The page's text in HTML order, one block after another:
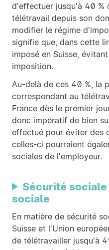
d'effectuer jusqu'à 40 %
télétravail depuis son
modifier le régime
signifie que, dans cette
imposé en Suisse,
imposition.
Au-delà de ces 40 %, la
correspondant au
France dès le premier
donc impératif de bien
effectué pour éviter des
celles-ci pourraient
sociales de l'employeur.
Sécurité
sociale
En matière de sécurité
Suisse et l'Union
de télétravailler jusqu'à